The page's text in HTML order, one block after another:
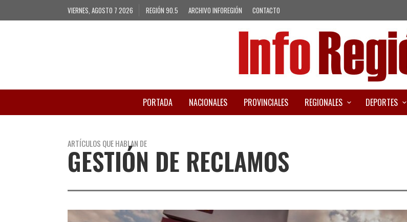
VIERNES, AGOSTO 7 2026 REGIÓN 90.5 ARCHIVO INFOREGIÓN CONTACTO
PORTADA NACIONALES PROVINCIALES REGIONALES DEPORTES
ARTÍCULOS QUE HABLAN DE
GESTIÓN DE RECLAMOS